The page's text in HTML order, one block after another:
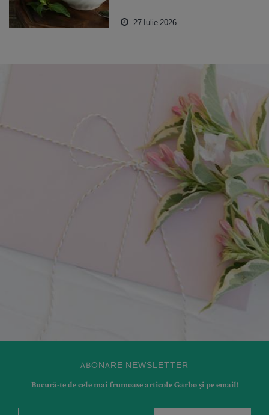
27 Iulie 2026
ABONARE NEWSLETTER
Bucură-te de cele mai frumoase articole Garbo și pe email!